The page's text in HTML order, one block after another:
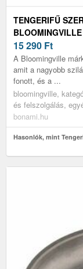
TENGERIFŰ
BLOOMINGVILLE
15 290 Ft
A Bloomingville
amit a nagyobb
fonott, és a ...
bloomingville,
és felszolgálás,
bonami.hu
Hasonlók, mint